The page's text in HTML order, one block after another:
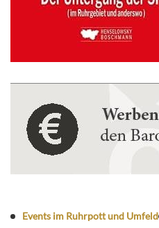
Events im Ruhrpott und Umfeld